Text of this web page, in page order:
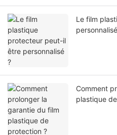
Le film
Comment
plastique